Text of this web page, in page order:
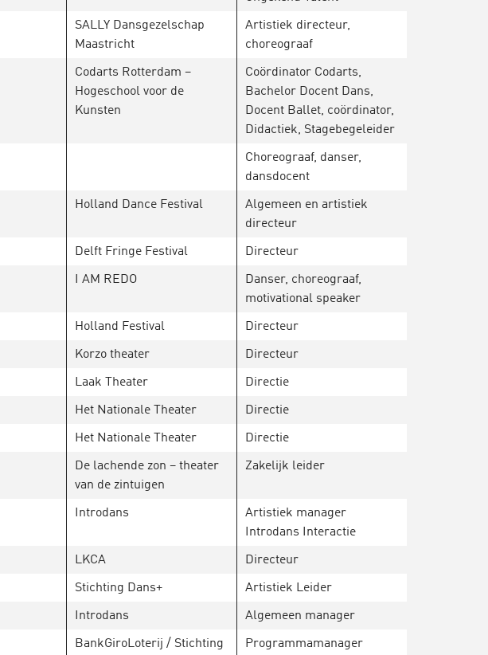
SALLY Dansgezelschap
Maastricht
Artistiek directeur,
choreograaf
Codarts Rotterdam –
Hogeschool voor de
Kunsten
Coördinator Codarts,
Bachelor Docent Dans,
Docent Ballet, coördinator,
Didactiek, Stagebegeleider
Choreograaf, danser,
dansdocent
Holland Dance Festival
Algemeen en artistiek
directeur
Delft Fringe Festival Directeur
I AM REDO
Danser, choreograaf,
motivational speaker
Holland Festival Directeur
Korzo theater Directeur
Laak Theater Directie
Het Nationale Theater Directie
Het Nationale Theater Directie
De lachende zon – theater
van de zintuigen
Zakelijk leider
Introdans
Artistiek manager
Introdans Interactie
LKCA Directeur
Stichting Dans+ Artistiek Leider
Introdans Algemeen manager
BankGiroLoterij / Stichting
Programmamanager